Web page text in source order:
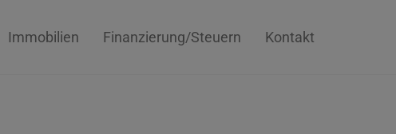
Immobilien Finanzierung/Steuern Kontakt